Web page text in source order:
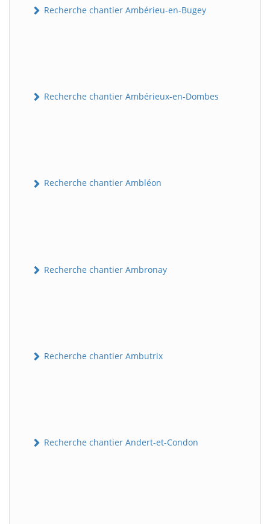
Recherche chantier Ambérieu-en-Bugey
Recherche chantier Ambérieux-en-Dombes
Recherche chantier Ambléon
Recherche chantier Ambronay
Recherche chantier Ambutrix
Recherche chantier Andert-et-Condon